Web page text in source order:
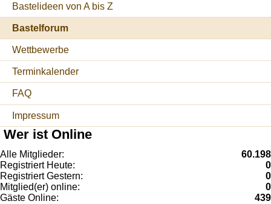
Bastelideen von A bis Z
Bastelforum
Wettbewerbe
Terminkalender
FAQ
Impressum
Wer ist Online
Alle Mitglieder:
60.198
Registriert Heute:
0
Registriert Gestern:
0
Mitglied(er) online:
0
Gäste Online:
439